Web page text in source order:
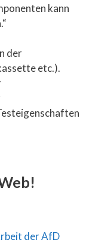
kann
der
etc.).
der AfD